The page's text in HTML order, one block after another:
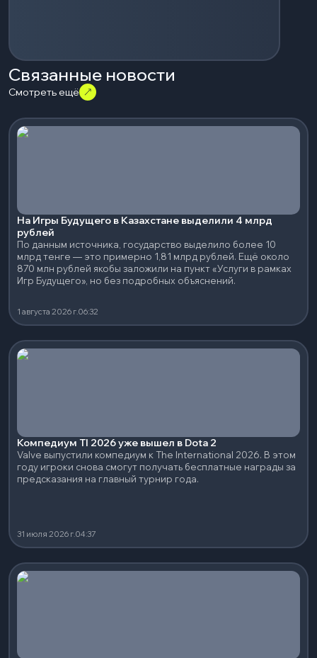
Связанные новости
Смотреть ещё
На Игры Будущего в Казахстане выделили 4 млрд
рублей
По данным источника, государство выделило более 10
млрд тенге — это примерно 1,81 млрд рублей. Ещё около
870 млн рублей якобы заложили на пункт «Услуги в рамках
Игр Будущего», но без подробных объяснений.
1 августа 2026 г.06:32
Компедиум TI 2026 уже вышел в Dota 2
Valve выпустили компедиум к The International 2026. В этом
году игроки снова смогут получать бесплатные награды за
предсказания на главный турнир года.
31 июля 2026 г.04:37